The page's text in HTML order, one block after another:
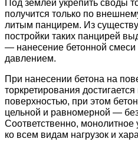
Под землей укрепить своды
получится только по
литым панцирем. Из
постройки таких панцирей
— нанесение бетонной смеси
давлением.
При нанесении бетона на
торкретирования
поверхностью, при этом
цельной и равномерной —
Соответственно, монолитное
ко всем видам нагрузок и